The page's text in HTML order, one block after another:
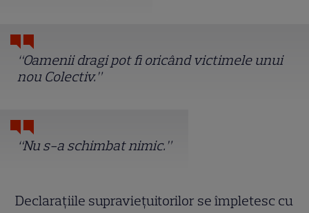
“Oamenii dragi pot fi oricând victimele unui
nou Colectiv.”
“Nu s-a schimbat nimic.”
Declarațiile supraviețuitorilor se împletesc cu